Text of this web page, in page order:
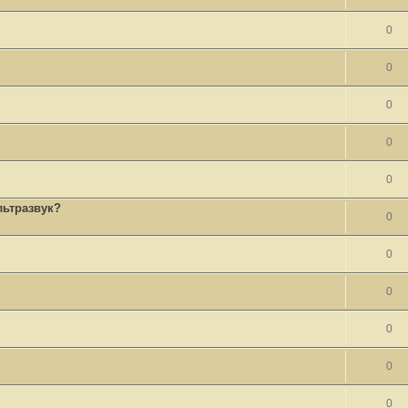
0
0
0
0
0
0
0
0
0
0
0